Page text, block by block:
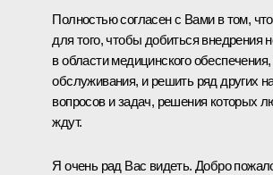
Полностью согласен с Вами в том,
для того, чтобы добиться внедрения
в области медицинского обеспечения,
обслуживания, и решить ряд других
вопросов и задач, решения которых
ждут.
Я очень рад Вас видеть. Добро